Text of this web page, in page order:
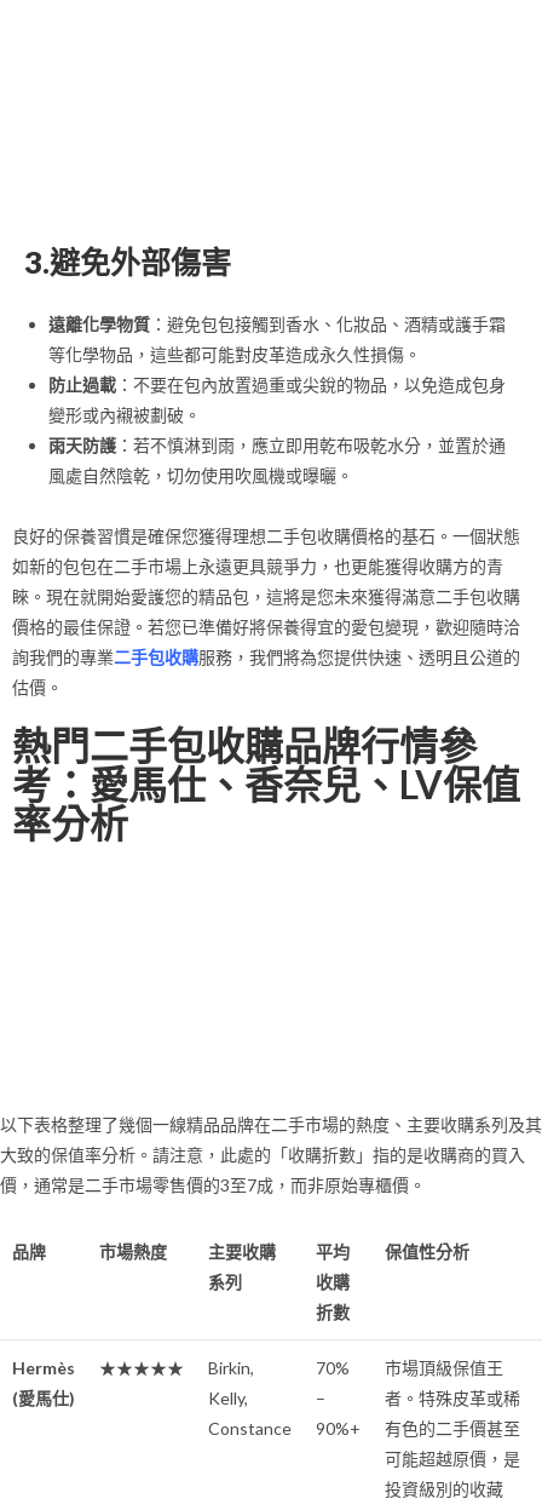
3.避免外部傷害
遠離化學物質 ：避免包包接觸到香水、化妝品、酒精或護手霜
等化學物品，這些都可能對皮革造成永久性損傷。
防止過載 ：不要在包內放置過重或尖銳的物品，以免造成包身
變形或內襯被劃破。
雨天防護 ：若不慎淋到雨，應立即用乾布吸乾水分，並置於通
風處自然陰乾，切勿使用吹風機或曝曬。
良好的保養習慣是確保您獲得理想二手包收購價格的基石。一個狀態
如新的包包在二手市場上永遠更具競爭力，也更能獲得收購方的青
睞。現在就開始愛護您的精品包，這將是您未來獲得滿意二手包收購
價格的最佳保證。若您已準備好將保養得宜的愛包變現，歡迎隨時洽
詢我們的專業二手包收購服務，我們將為您提供快速、透明且公道的
估價。
熱門二手包收購品牌行情參
考：愛馬仕、香奈兒、LV保值
率分析
以下表格整理了幾個一線精品品牌在二手市場的熱度、主要收購系列及其
大致的保值率分析。請注意，此處的「收購折數」指的是收購商的買入
價，通常是二手市場零售價的3至7成，而非原始專櫃價。
品牌 市場熱度
主要收購
系列
平均
收購
折數
保值性分析
Hermès
(愛馬仕)
★★★★★
Birkin,
Kelly,
Constance
70%
–
90%+
市場頂級保值王
者。特殊皮革或稀
有色的二手價甚至
可能超越原價，是
投資級別的收藏